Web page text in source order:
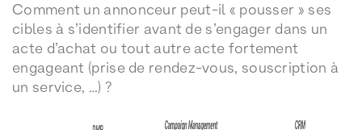
Comment un annonceur peut-il « pousser » ses
cibles à s’identifier avant de s’engager dans un
acte d’achat ou tout autre acte fortement
engageant (prise de rendez-vous, souscription à
un service, …) ?